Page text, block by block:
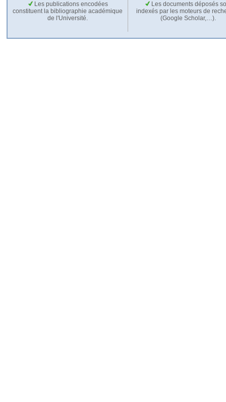
Les publications encodées
constituent la bibliographie académique
de l'Université.
Les documents déposés
indexés par les moteurs de
(Google Scholar,…).